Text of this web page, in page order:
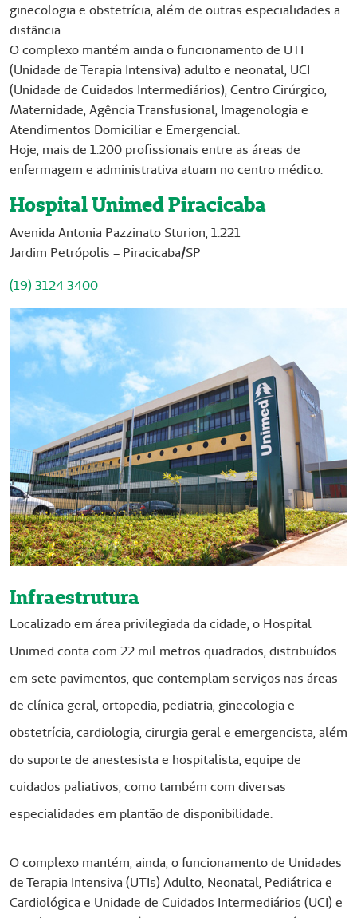
ginecologia e obstetrícia, além de outras especialidades a
distância.
O complexo mantém ainda o funcionamento de UTI
(Unidade de Terapia Intensiva) adulto e neonatal, UCI
(Unidade de Cuidados Intermediários), Centro Cirúrgico,
Maternidade, Agência Transfusional, Imagenologia e
Atendimentos Domiciliar e Emergencial.
Hoje, mais de 1.200 profissionais entre as áreas de
enfermagem e administrativa atuam no centro médico.
Hospital Unimed Piracicaba
Avenida Antonia Pazzinato Sturion, 1.221
Jardim Petrópolis – Piracicaba/SP
(19) 3124 3400
Infraestrutura
Localizado em área privilegiada da cidade, o Hospital
Unimed conta com 22 mil metros quadrados, distribuídos
em sete pavimentos, que contemplam serviços nas áreas
de clínica geral, ortopedia, pediatria, ginecologia e
obstetrícia, cardiologia, cirurgia geral e emergencista, além
do suporte de anestesista e hospitalista, equipe de
cuidados paliativos, como também com diversas
especialidades em plantão de disponibilidade.
O complexo mantém, ainda, o funcionamento de Unidades
de Terapia Intensiva (UTIs) Adulto, Neonatal, Pediátrica e
Cardiológica e Unidade de Cuidados Intermediários (UCI) e